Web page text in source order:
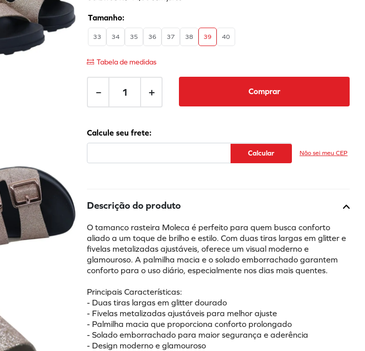
33 34 35 36 37 38 39 40
Tabela de medidas
＋
－ Comprar
Não sei meu CEP
Descrição do produto
O tamanco rasteira Moleca é perfeito para quem busca conforto
aliado a um toque de brilho e estilo. Com duas tiras largas em glitter e
fivelas metalizadas ajustáveis, oferece um visual moderno e
glamouroso. A palmilha macia e o solado emborrachado garantem
conforto para o uso diário, especialmente nos dias mais quentes.
Principais Características:
- Duas tiras largas em glitter dourado
- Fivelas metalizadas ajustáveis para melhor ajuste
- Palmilha macia que proporciona conforto prolongado
- Solado emborrachado para maior segurança e aderência
- Design moderno e glamouroso